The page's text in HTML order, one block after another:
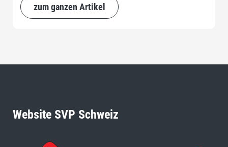
Wohnungen – darunter einen beträchtlichen Anteil
preisgünstiger Wohnungen gemäss kantonaler
zum ganzen Artikel
Website SVP Schweiz